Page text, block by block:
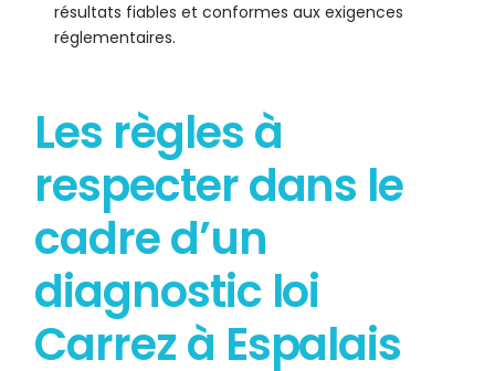
résultats fiables et conformes aux exigences
réglementaires.
Les règles à
respecter dans le
cadre d’un
diagnostic loi
Carrez à Espalais